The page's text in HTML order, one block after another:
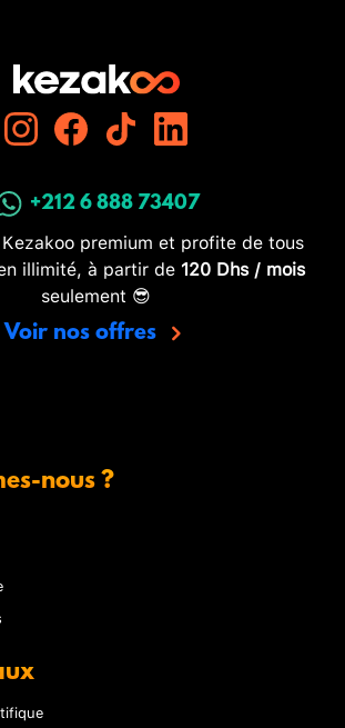
+212 6 888 73407
premium et profite de tous
illimité, à partir de 120 Dhs / mois
seulement 😎
Voir nos offres
nous ?